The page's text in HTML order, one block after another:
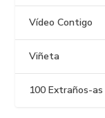
Vídeo Contigo
Viñeta
100 Extraños-as